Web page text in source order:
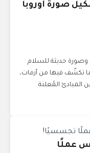
صورة أوروبا
وصورة حديثة للسلام
تكشّف فيها من أزمات،
المُعلنة
عملًا